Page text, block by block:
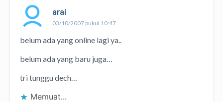
arai
03/10/2007 pukul 10:47
belum ada yang online lagi ya..
belum ada yang baru juga…
tri tunggu dech…
Memuat...